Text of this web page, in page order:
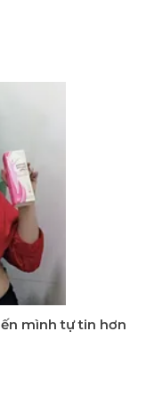
mình tự tin hơn